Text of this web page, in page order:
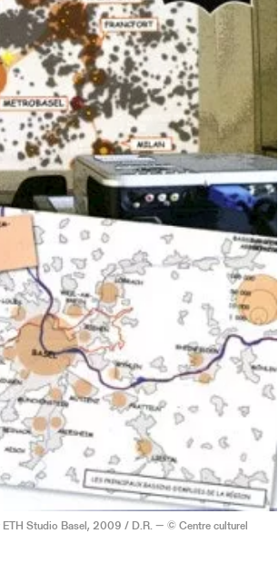
ETH Studio Basel, 2009 / D.R. — © Centre culturel